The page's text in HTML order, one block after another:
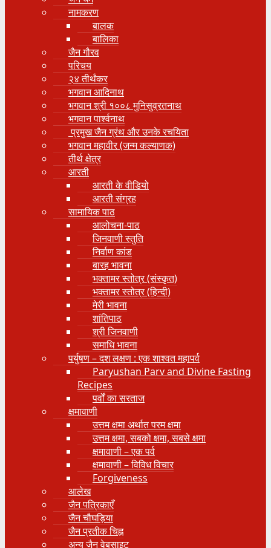
नामकरण
बालक
बालिका
जैन गौरव
परिचय
२४ तीर्थंकर
भगवान आदिनाथ
भगवान श्री १००८ मुनिसुव्रतनाथ
भगवान पार्श्वनाथ
प्रमुख जैन ग्रंथ और उनके रचयिता
भगवान महावीर (जन्म कल्याणक)
तीर्थ क्षेत्र
आरती
आरती के वीडियो
आरती संग्रह
सामायिक पाठ
आलोचना-पाठ
जिनवाणी स्तुति
निर्वाण कांड
बारह भावना
भक्तामर स्तोत्र (संस्कृत)
भक्तामर स्तोत्र (हिन्दी)
मेरी भावना
शांतिपाठ
श्री जिनवाणी
समाधि भावना
पर्युषण – दश लक्षण : एक शाश्वत महापर्व
Paryushan Parv and Divine Fasting
Recipes
पर्वों का सरताज
क्षमावाणी
उत्तम क्षमा अर्थात परम क्षमा
उत्तम क्षमा, सबको क्षमा, सबसे क्षमा
क्षमावाणी – एक पर्व
क्षमावाणी – विविध विचार
Forgiveness
आलेख
जैन पत्रिकाएँ
जैन चौघड़िया
जैन प्रतीक चिह्न
अन्य जैन वेबसाइट